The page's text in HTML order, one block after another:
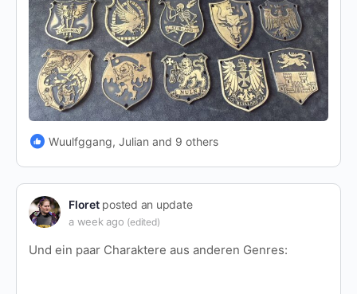
Wuulfggang, Julian and 9 others
Floretposted an update
a week ago (edited)
Und ein paar Charaktere aus anderen Genres: